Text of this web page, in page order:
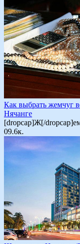
Как выбрать жемчуг
Нячанге
[dropcap]Ж[/
09.6к.